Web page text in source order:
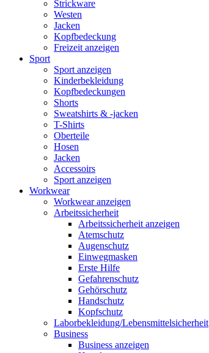
Strickware
Westen
Jacken
Kopfbedeckung
Freizeit anzeigen
Sport
Sport anzeigen
Kinderbekleidung
Kopfbedeckungen
Shorts
Sweatshirts & -jacken
T-Shirts
Oberteile
Hosen
Jacken
Accessoirs
Sport anzeigen
Workwear
Workwear anzeigen
Arbeitssicherheit
Arbeitssicherheit anzeigen
Atemschutz
Augenschutz
Einwegmasken
Erste Hilfe
Gefahrenschutz
Gehörschutz
Handschutz
Kopfschutz
Laborbekleidung/Lebensmittelsicherheit
Business
Business anzeigen